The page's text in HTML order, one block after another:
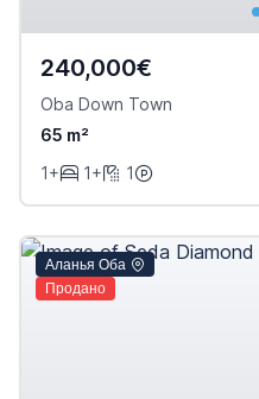
240,000€
Oba Down Town
65 m²
1+
1+ 1
Аланья Оба
Продано